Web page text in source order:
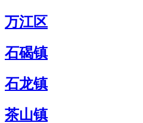
万江区
石碣镇
石龙镇
茶山镇